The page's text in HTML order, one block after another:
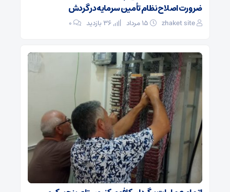
ضرورت اصلاح نظام تأمین سرمایه در گردش
zhaket site ۰